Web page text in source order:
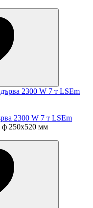
2300 W 7 т LSEm
ф 250х520 мм